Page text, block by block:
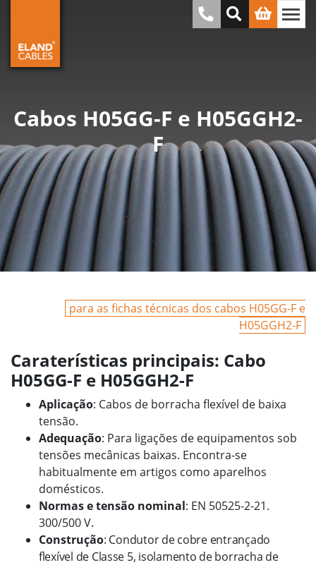
Cabos H05GG-F e H05GGH2-
F
para as fichas técnicas dos cabos H05GG-F e
H05GGH2-F
Caraterísticas principais: Cabo
H05GG-F e H05GGH2-F
Aplicação: Cabos de borracha flexível de baixa
tensão.
Adequação: Para ligações de equipamentos sob
tensões mecânicas baixas. Encontra-se
habitualmente em artigos como aparelhos
domésticos.
Normas e tensão nominal: EN 50525-2-21.
300/500 V.
Construção: Condutor de cobre entrançado
flexível de Classe 5, isolamento de borracha de